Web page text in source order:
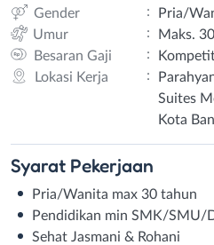
Gender
:
Pria/
Umur
:
Maks.
Besaran Gaji
:
Lokasi Kerja
:
Suites
Kota
Syarat Pekerjaan
Pria/Wanita max 30 tahun
Pendidikan min SMK/SMU/
Sehat Jasmani & Rohani